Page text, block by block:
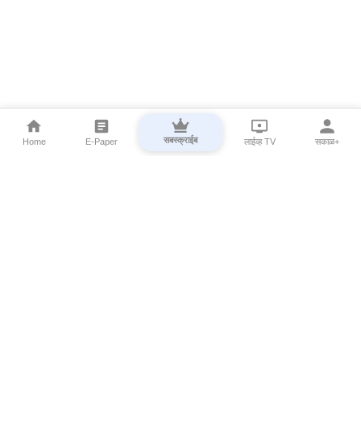
Home E-Paper सबस्क्राईब लाईव्ह TV सकाळ+